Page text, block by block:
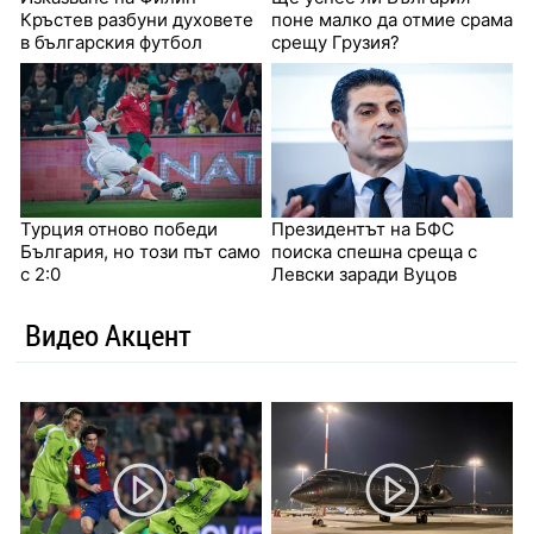
Кръстев разбуни духовете
в българския футбол
поне малко да отмие срама
срещу Грузия?
Турция отново победи
България, но този път само
с 2:0
Президентът на БФС
поиска спешна среща с
Левски заради Вуцов
Видео Акцент